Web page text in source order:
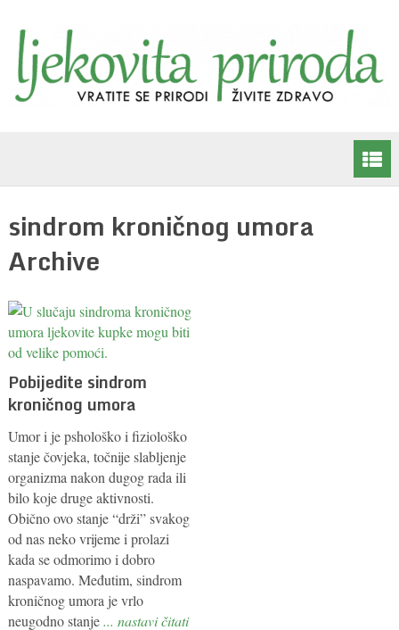
sindrom kroničnog umora
Archive
Pobijedite sindrom
kroničnog umora
Umor i je pshološko i fiziološko
stanje čovjeka, točnije slabljenje
organizma nakon dugog rada ili
bilo koje druge aktivnosti.
Obično ovo stanje “drži” svakog
od nas neko vrijeme i prolazi
kada se odmorimo i dobro
naspavamo. Međutim, sindrom
kroničnog umora je vrlo
neugodno stanje... nastavi čitati